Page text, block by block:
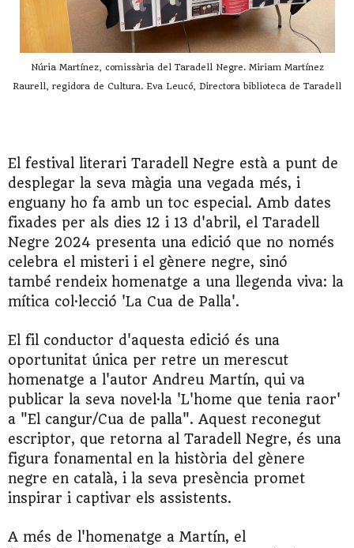
Núria Martínez, comissària del Taradell Negre. Miriam Martínez
Raurell, regidora de Cultura. Eva Leucó, Directora biblioteca de Taradell
El festival literari Taradell Negre està a punt de
desplegar la seva màgia una vegada més, i
enguany ho fa amb un toc especial. Amb dates
fixades per als dies 12 i 13 d'abril, el Taradell
Negre 2024 presenta una edició que no només
celebra el misteri i el gènere negre, sinó
també rendeix homenatge a una llegenda viva: la
mítica col·lecció 'La Cua de Palla'.
El fil conductor d'aquesta edició és una
oportunitat única per retre un merescut
homenatge a l'autor Andreu Martín, qui va
publicar la seva novel·la 'L'home que tenia raor'
a "El cangur/Cua de palla". Aquest reconegut
escriptor, que retorna al Taradell Negre, és una
figura fonamental en la història del gènere
negre en català, i la seva presència promet
inspirar i captivar els assistents.
A més de l'homenatge a Martín, el